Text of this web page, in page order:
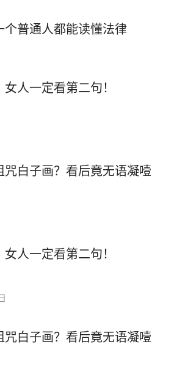
个普通人都能读懂法律
人一定看第二句！
白子画？看后竟无语凝噎
人一定看第二句！
白子画？看后竟无语凝噎